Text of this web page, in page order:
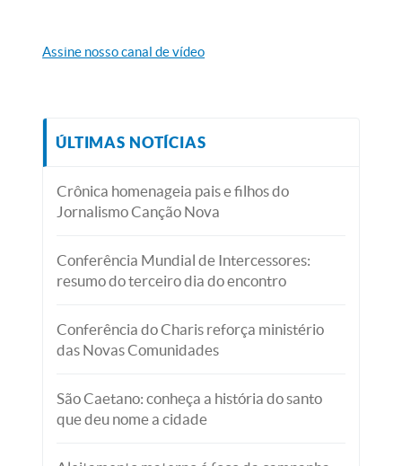
Assine nosso canal de vídeo
ÚLTIMAS NOTÍCIAS
Crônica homenageia pais e filhos do
Jornalismo Canção Nova
Conferência Mundial de Intercessores:
resumo do terceiro dia do encontro
Conferência do Charis reforça ministério
das Novas Comunidades
São Caetano: conheça a história do santo
que deu nome a cidade